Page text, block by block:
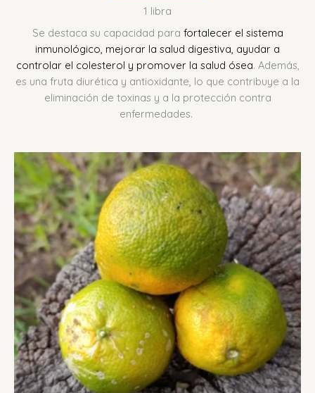
1 libra
Se destaca su capacidad para fortalecer el sistema
inmunológico, mejorar la salud digestiva, ayudar a
controlar el colesterol y promover la salud ósea. Además,
es una fruta diurética y antioxidante, lo que contribuye a la
eliminación de toxinas y a la protección contra
enfermedades.